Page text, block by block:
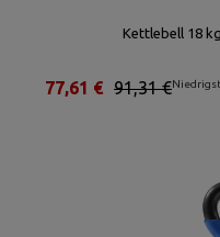
Kettlebell 18
91,31 €
77,61 €